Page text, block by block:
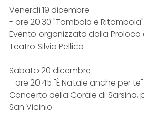
Venerdì 19 dicembre
- ore 20.30 "Tombola e Ritombola"
Evento organizzato dalla Proloco
Teatro Silvio Pellico
Sabato 20 dicembre
- ore 20.45 "È Natale anche per te"
Concerto della Corale di Sarsina,
San Vicinio